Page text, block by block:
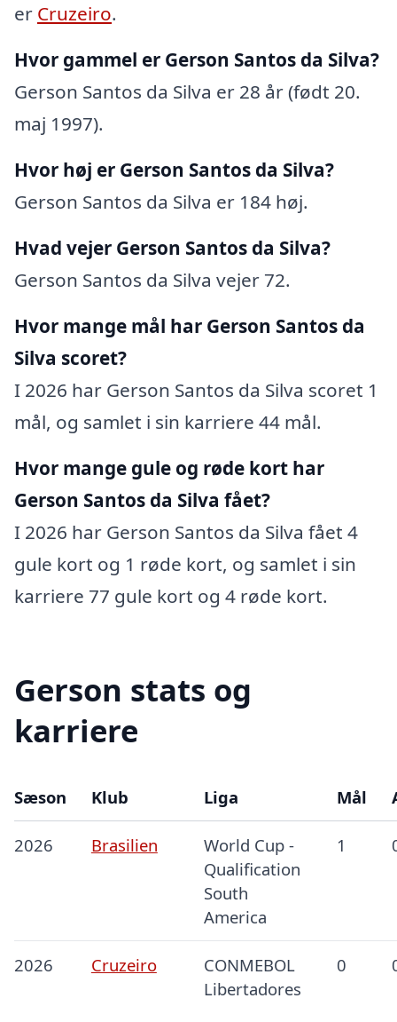
er Cruzeiro.
Hvor gammel er Gerson Santos da Silva?
Gerson Santos da Silva er 28 år (født 20.
maj 1997).
Hvor høj er Gerson Santos da Silva?
Gerson Santos da Silva er 184 høj.
Hvad vejer Gerson Santos da Silva?
Gerson Santos da Silva vejer 72.
Hvor mange mål har Gerson Santos da
Silva scoret?
I 2026 har Gerson Santos da Silva scoret 1
mål, og samlet i sin karriere 44 mål.
Hvor mange gule og røde kort har
Gerson Santos da Silva fået?
I 2026 har Gerson Santos da Silva fået 4
gule kort og 1 røde kort, og samlet i sin
karriere 77 gule kort og 4 røde kort.
Gerson stats og
karriere
Sæson Klub Liga Mål
2026 Brasilien
World Cup -
Qualification
South
America
1
2026 Cruzeiro
CONMEBOL
Libertadores
0